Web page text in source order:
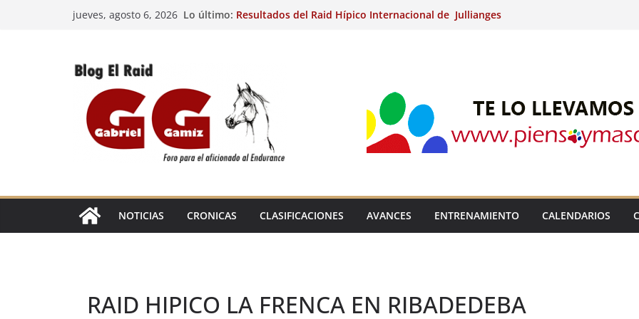
jueves, agosto 6, 2026 Lo último: Resultados del Raid Hípico Internacional de Jullianges
Raid Hípico Eladina Kung (Badajoz).
Resultados del Raid Hípico Internacional de Jullianges
(FRA). 4/8/26.
EL
NOTICIAS CRONICAS CLASIFICACIONES AVANCES ENTRENAMIENTO CALENDARIOS
RAID HIPICO LA FRENCA EN RIBADEDEBA